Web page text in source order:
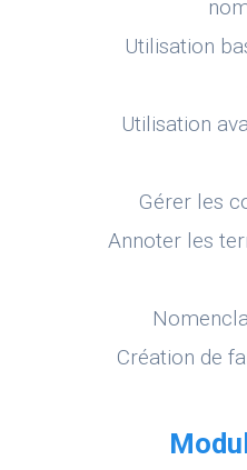
Utilisation
Utilisation
Gérer les
Annoter les
Création de